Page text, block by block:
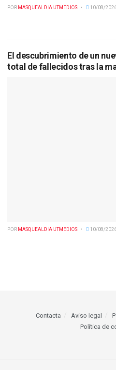
POR MASQUEALDIA UTMEDIOS 10/08/
El descubrimiento de un
total de fallecidos tras la
POR MASQUEALDIA UTMEDIOS 10/08/
Contacta Aviso legal
Política de